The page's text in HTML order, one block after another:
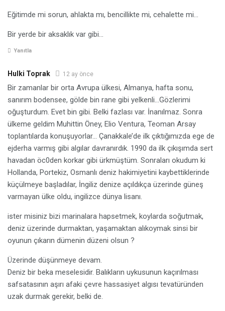
Eğitimde mi sorun, ahlakta mı, bencillikte mi, cehalette mi…
Bir yerde bir aksaklık var gibi…
Yanıtla
Hulki Toprak 12 ay önce
Bir zamanlar bir orta Avrupa ülkesi, Almanya, hafta sonu,
sanırım bodensee, gölde bin rane gibi yelkenli…Gözlerimi
oğuşturdum. Evet bin gibi. Belki fazlası var. İnanılmaz. Sonra
ülkeme geldim Muhittin Öney, Elio Ventura, Teoman Arsay
toplantılarda konuşuyorlar… Çanakkale’de ilk çıktığımızda ege de
ejderha varmış gibi algılar davranırdık. 1990 da ilk çıkışımda sert
havadan öc0den korkar gibi ürkmüştüm. Sonraları okudum ki
Hollanda, Portekiz, Osmanlı deniz hakimiyetini kaybettiklerinde
küçülmeye başladılar, İngiliz denize açıldıkça üzerinde güneş
varmayan ülke oldu, ingilizce dünya lisanı.
ister misiniz bizi marinalara hapsetmek, koylarda soğutmak,
deniz üzerinde durmaktan, yaşamaktan alıkoymak sinsi bir
oyunun çıkarın dümenin düzeni olsun ?
Üzerinde düşünmeye devam.
Deniz bir beka meselesidir. Balıkların uykusunun kaçırılması
safsatasının aşırı afaki çevre hassasiyet algısı tevatüründen
uzak durmak gerekir, belki de.